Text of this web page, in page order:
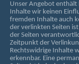
Unser Angebot enthält
Inhalte wir keinen
fremden Inhalte auch
der verlinkten Seiten
der Seiten
Zeitpunkt der
Rechtswidrige Inhalte
erkennbar. Eine